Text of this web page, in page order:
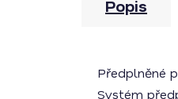
Popis
Předplněné
Systém